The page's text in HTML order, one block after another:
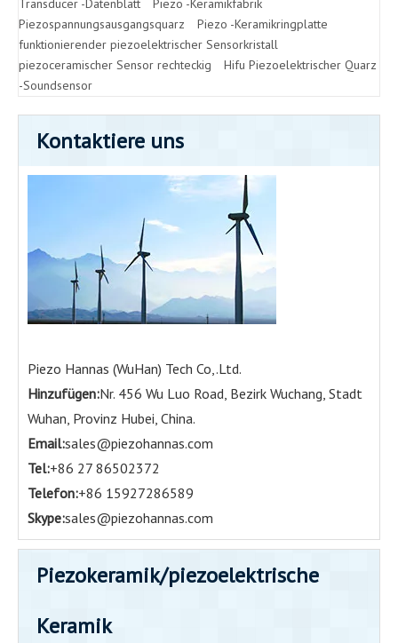
Transducer -Datenblatt
Piezo -Keramikfabrik
Piezospannungsausgangsquarz
Piezo -Keramikringplatte
funktionierender piezoelektrischer Sensorkristall
piezoceramischer Sensor rechteckig
Hifu Piezoelektrischer Quarz
-Soundsensor
Kontaktiere uns
Piezo Hannas (WuHan) Tech Co,.Ltd.
Hinzufügen:Nr. 456 Wu Luo Road, Bezirk Wuchang, Stadt
Wuhan, Provinz Hubei, China.
Email:sales@piezohannas.com
Tel:+86 27 86502372
Telefon:+86 15927286589
Skype:sales@piezohannas.com
Piezokeramik/piezoelektrische
Keramik